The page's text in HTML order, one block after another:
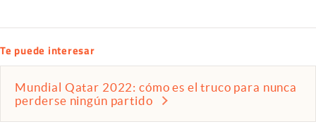
Te puede interesar
Mundial Qatar 2022: cómo es el truco para nunca
perderse ningún partido